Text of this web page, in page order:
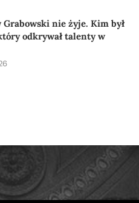
Grabowski nie żyje. Kim był
odkrywał talenty w